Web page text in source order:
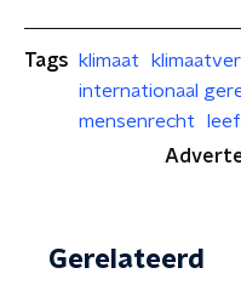
Tags klimaat
internationaal
mensenrecht
Gerelateerd